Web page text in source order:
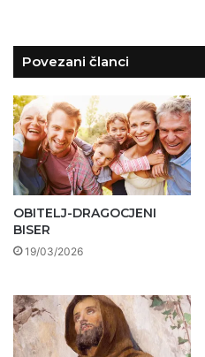
Povezani članci
OBITELJ-DRAGOCJENI
BISER
19/03/2026